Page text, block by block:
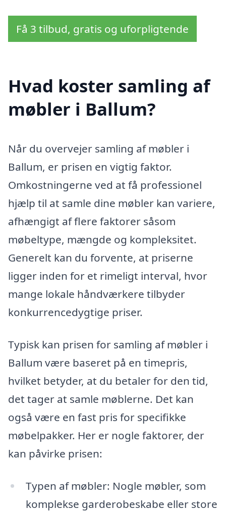
Få 3 tilbud, gratis og uforpligtende
Hvad koster samling af
møbler i Ballum?
Når du overvejer samling af møbler i
Ballum, er prisen en vigtig faktor.
Omkostningerne ved at få professionel
hjælp til at samle dine møbler kan variere,
afhængigt af flere faktorer såsom
møbeltype, mængde og kompleksitet.
Generelt kan du forvente, at priserne
ligger inden for et rimeligt interval, hvor
mange lokale håndværkere tilbyder
konkurrencedygtige priser.
Typisk kan prisen for samling af møbler i
Ballum være baseret på en timepris,
hvilket betyder, at du betaler for den tid,
det tager at samle møblerne. Det kan
også være en fast pris for specifikke
møbelpakker. Her er nogle faktorer, der
kan påvirke prisen:
Typen af møbler: Nogle møbler, som
komplekse garderobeskabe eller store